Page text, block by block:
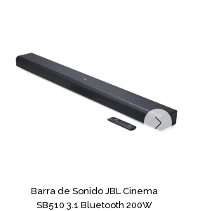
Barra de Sonido JBL Cinema
SB510 3.1 Bluetooth 200W